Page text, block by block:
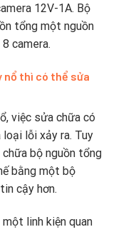
12V-1A. Bộ
tổng một nguồn
camera.
nổ thì có thể sửa
việc sửa chữa có
lỗi xảy ra. Tuy
bộ nguồn tổng
bằng một bộ
cậy hơn.
linh kiện quan